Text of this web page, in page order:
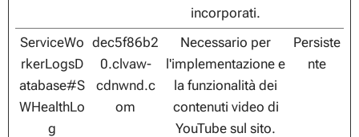
incorporati.
ServiceWo
rkerLogsD
atabase#S
WHealthLo
g
dec5f86b2
0.clvaw-
cdnwnd.c
om
Necessario per
l'implementazione e
la funzionalità dei
contenuti video di
YouTube sul sito.
Persiste
nte